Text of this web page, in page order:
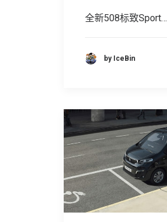
全新508标致Sport…
by IceBin